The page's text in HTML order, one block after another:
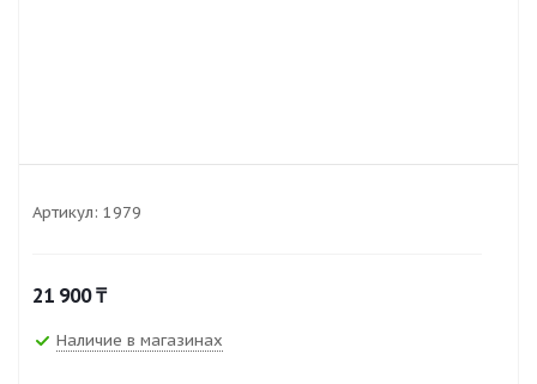
Артикул: 1979
21 900₸
Наличие в магазинах